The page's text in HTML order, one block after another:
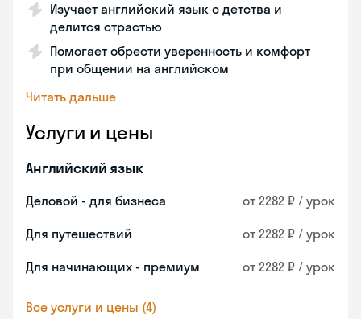
Изучает английский язык с детства и
делится страстью
Помогает обрести уверенность и комфорт
при общении на английском
Читать дальше
Услуги и цены
Английский язык
Деловой - для бизнеса от 2282 ₽ / урок
Для путешествий от 2282 ₽ / урок
Для начинающих - премиум от 2282 ₽ / урок
Все услуги и цены (4)